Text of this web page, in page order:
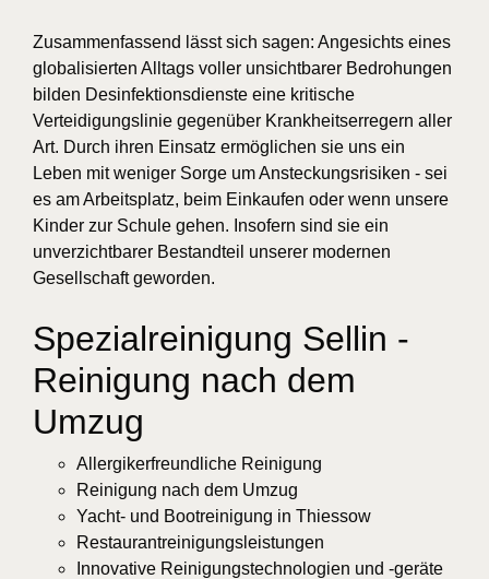
Zusammenfassend lässt sich sagen: Angesichts eines
globalisierten Alltags voller unsichtbarer Bedrohungen
bilden Desinfektionsdienste eine kritische
Verteidigungslinie gegenüber Krankheitserregern aller
Art. Durch ihren Einsatz ermöglichen sie uns ein
Leben mit weniger Sorge um Ansteckungsrisiken - sei
es am Arbeitsplatz, beim Einkaufen oder wenn unsere
Kinder zur Schule gehen. Insofern sind sie ein
unverzichtbarer Bestandteil unserer modernen
Gesellschaft geworden.
Spezialreinigung Sellin -
Reinigung nach dem
Umzug
Allergikerfreundliche Reinigung
Reinigung nach dem Umzug
Yacht- und Bootreinigung in Thiessow
Restaurantreinigungsleistungen
Innovative Reinigungstechnologien und -geräte